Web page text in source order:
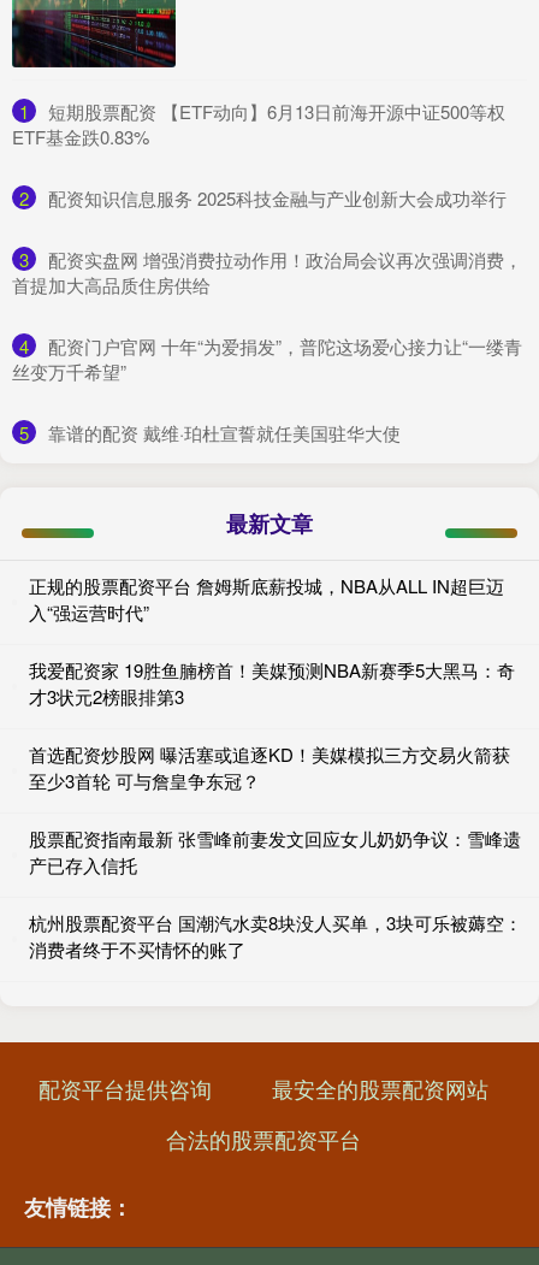
1
​短期股票配资 【ETF动向】6月13日前海开源中证500等权
ETF基金跌0.83%
2 ​配资知识信息服务 2025科技金融与产业创新大会成功举行
3
​配资实盘网 增强消费拉动作用！政治局会议再次强调消费，
首提加大高品质住房供给
4
​配资门户官网 十年“为爱捐发”，普陀这场爱心接力让“一缕青
丝变万千希望”
5 ​靠谱的配资 戴维·珀杜宣誓就任美国驻华大使
最新文章
正规的股票配资平台 詹姆斯底薪投城，NBA从ALL IN超巨迈
入“强运营时代”
我爱配资家 19胜鱼腩榜首！美媒预测NBA新赛季5大黑马：奇
才3状元2榜眼排第3
首选配资炒股网 曝活塞或追逐KD！美媒模拟三方交易火箭获
至少3首轮 可与詹皇争东冠？
股票配资指南最新 张雪峰前妻发文回应女儿奶奶争议：雪峰遗
产已存入信托
杭州股票配资平台 国潮汽水卖8块没人买单，3块可乐被薅空：
消费者终于不买情怀的账了
配资平台提供咨询
最安全的股票配资网站
合法的股票配资平台
友情链接：